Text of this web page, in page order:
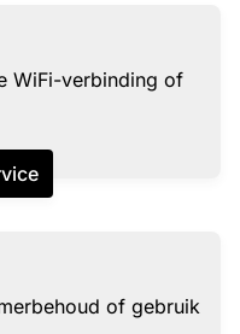
WiFi-verbinding of
of gebruik